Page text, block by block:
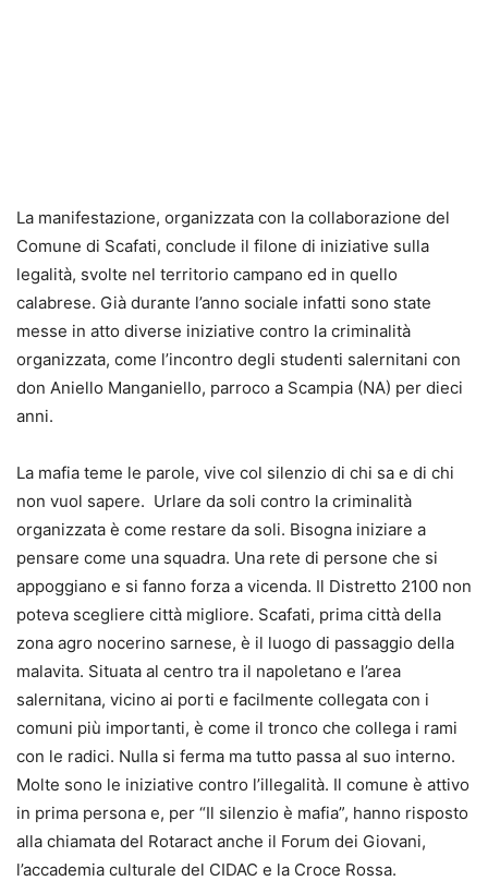
La manifestazione, organizzata con la collaborazione del
Comune di Scafati, conclude il filone di iniziative sulla
legalità, svolte nel territorio campano ed in quello
calabrese. Già durante l’anno sociale infatti sono state
messe in atto diverse iniziative contro la criminalità
organizzata, come l’incontro degli studenti salernitani con
don Aniello Manganiello, parroco a Scampia (NA) per dieci
anni.
La mafia teme le parole, vive col silenzio di chi sa e di chi
non vuol sapere. Urlare da soli contro la criminalità
organizzata è come restare da soli. Bisogna iniziare a
pensare come una squadra. Una rete di persone che si
appoggiano e si fanno forza a vicenda. Il Distretto 2100 non
poteva scegliere città migliore. Scafati, prima città della
zona agro nocerino sarnese, è il luogo di passaggio della
malavita. Situata al centro tra il napoletano e l’area
salernitana, vicino ai porti e facilmente collegata con i
comuni più importanti, è come il tronco che collega i rami
con le radici. Nulla si ferma ma tutto passa al suo interno.
Molte sono le iniziative contro l’illegalità. Il comune è attivo
in prima persona e, per “Il silenzio è mafia”, hanno risposto
alla chiamata del Rotaract anche il Forum dei Giovani,
l’accademia culturale del CIDAC e la Croce Rossa.